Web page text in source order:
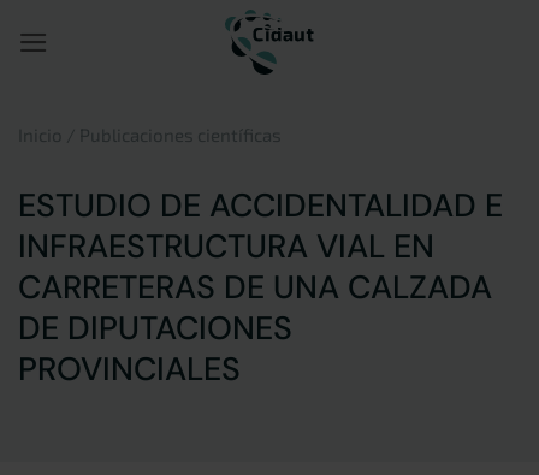
Inicio Publicaciones científicas
ESTUDIO DE ACCIDENTALIDAD E
INFRAESTRUCTURA VIAL EN
CARRETERAS DE UNA CALZADA
DE DIPUTACIONES
PROVINCIALES